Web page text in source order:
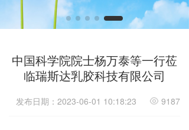
a
i
a
t
n
中国科学院院士杨万泰等一行莅
临瑞斯达乳胶科技有限公司
发布日期：2023-06-01 10:18:23 9187